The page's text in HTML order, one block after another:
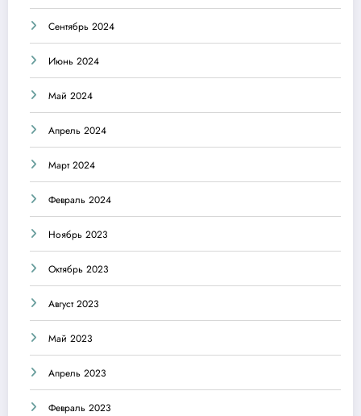
Сентябрь 2024
Июнь 2024
Май 2024
Апрель 2024
Март 2024
Февраль 2024
Ноябрь 2023
Октябрь 2023
Август 2023
Май 2023
Апрель 2023
Февраль 2023